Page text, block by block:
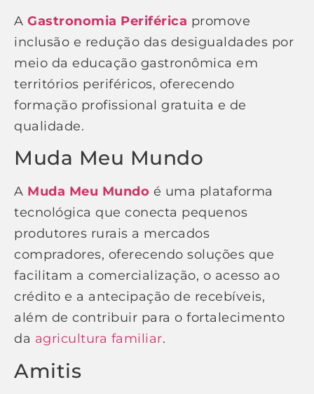
A Gastronomia Periférica promove
inclusão e redução das desigualdades por
meio da educação gastronômica em
territórios periféricos, oferecendo
formação profissional gratuita e de
qualidade.
Muda Meu Mundo
A Muda Meu Mundo é uma plataforma
tecnológica que conecta pequenos
produtores rurais a mercados
compradores, oferecendo soluções que
facilitam a comercialização, o acesso ao
crédito e a antecipação de recebíveis,
além de contribuir para o fortalecimento
da agricultura familiar.
Amitis